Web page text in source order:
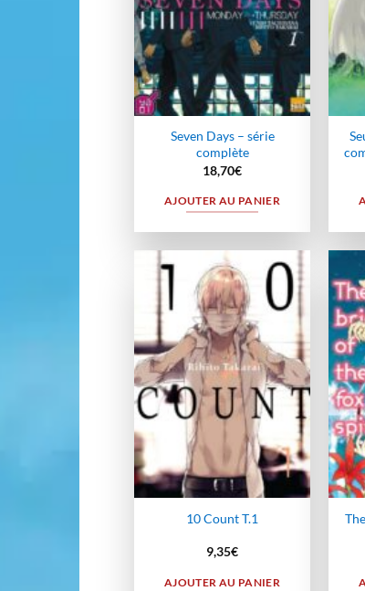
Seven Days – série
complète
18,70€
AJOUTER AU PANIER
Ajouter
à la
10 Count T.1
9,35€
AJOUTER AU PANIER